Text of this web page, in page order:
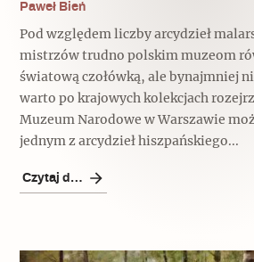
Archeologia
Popularne
Szyb pierwszej
Świat
Zabierz mapę na
Paweł Bień
Pod względem liczby arcydzieł
mistrzów trudno polskim muzeom
światową czołówką, ale bynajmniej
warto po krajowych kolekcjach
Muzeum Narodowe w Warszawie
jednym z arcydzieł hiszpańskiego...
Czytaj dalej